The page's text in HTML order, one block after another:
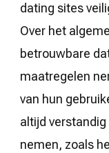
dating sites
Over het
betrouwbare
maatregelen
van hun
altijd
nemen, zoals